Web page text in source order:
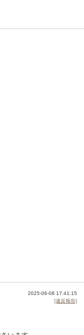
2025-06-08 17:41:15
[違反報告]